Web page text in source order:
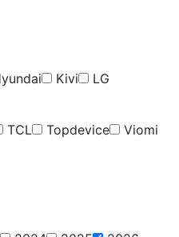
Kivi
LG
TCL Topdevice
Viomi